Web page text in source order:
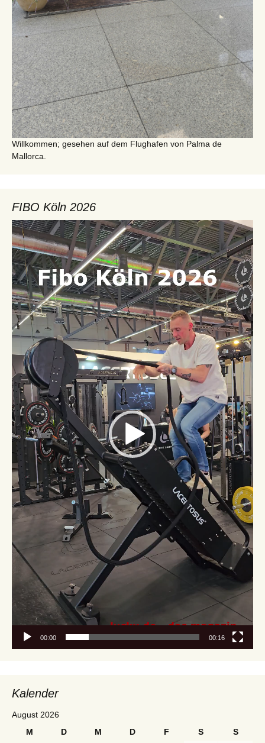
Willkommen; gesehen auf dem Flughafen von Palma de
Mallorca.
FIBO Köln 2026
Video-
Player
00:00 00:16
Kalender
August 2026
M
D M D F S
S